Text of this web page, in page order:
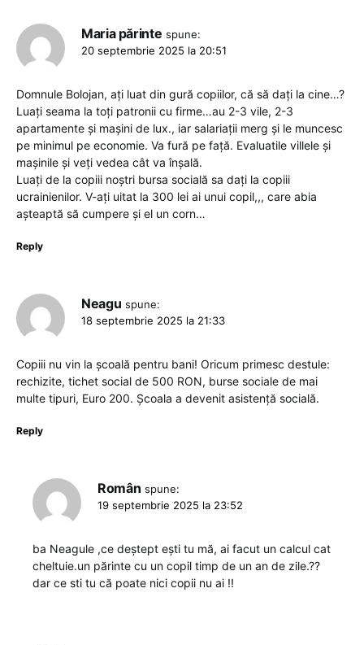
Maria părinte spune:
20 septembrie 2025 la 20:51
Domnule Bolojan, ați luat din gură copiilor, că să dați la cine…?
Luați seama la toți patronii cu firme…au 2-3 vile, 2-3
apartamente și mașini de lux., iar salariații merg și le muncesc
pe minimul pe economie. Va fură pe față. Evaluatile villele și
mașinile și veți vedea cât va înșală.
Luați de la copiii noștri bursa socială sa dați la copiii
ucrainienilor. V-ați uitat la 300 lei ai unui copil,,, care abia
așteaptă să cumpere și el un corn…
Reply
Neagu spune:
18 septembrie 2025 la 21:33
Copiii nu vin la școală pentru bani! Oricum primesc destule:
rechizite, tichet social de 500 RON, burse sociale de mai
multe tipuri, Euro 200. Școala a devenit asistență socială.
Reply
Român spune:
19 septembrie 2025 la 23:52
ba Neagule ,ce deștept ești tu mă, ai facut un calcul cat
cheltuie.un părinte cu un copil timp de un an de zile.??
dar ce sti tu că poate nici copii nu ai !!